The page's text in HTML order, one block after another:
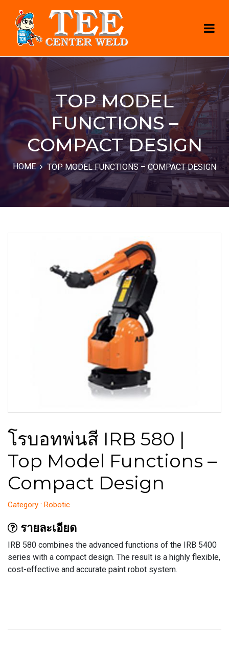
TOP MODEL
FUNCTIONS –
COMPACT DESIGN
HOME TOP MODEL FUNCTIONS – COMPACT DESIGN
โรบอทพ่นสี IRB 580 |
Top Model Functions –
Compact Design
Category : Robotic
รายละเอียด
IRB 580 combines the advanced functions of the IRB 5400
series with a compact design. The result is a highly flexible,
cost-effective and accurate paint robot system.